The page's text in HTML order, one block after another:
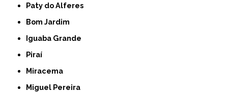
Paty do Alferes
Bom Jardim
Iguaba Grande
Piraí
Miracema
Miguel Pereira